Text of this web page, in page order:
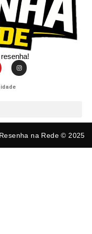
na Rede © 2025